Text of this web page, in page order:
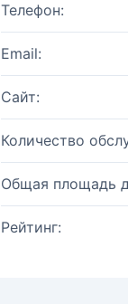
Телефон:
Email:
Сайт:
Количество
Общая площадь
Рейтинг: